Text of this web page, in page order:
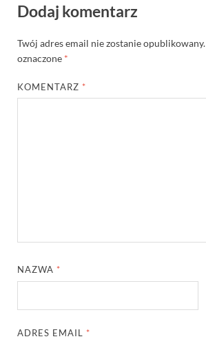
Dodaj komentarz
Twój adres email nie zostanie opublikowany.
oznaczone *
KOMENTARZ *
NAZWA *
ADRES EMAIL *